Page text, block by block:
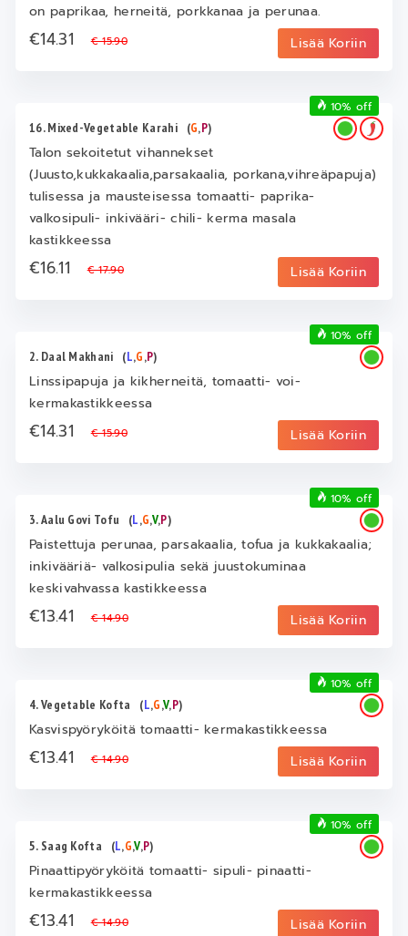
on paprikaa, herneitä, porkkanaa ja perunaa.
€14.31€ 15.90 Lisää Koriin
16. Mixed-Vegetable Karahi (G,P)
Talon sekoitetut vihannekset
(Juusto,kukkakaalia,parsakaalia, porkana,vihreäpapuja)
tulisessa ja mausteisessa tomaatti- paprika-
valkosipuli- inkivääri- chili- kerma masala
kastikkeessa
€16.11€ 17.90 Lisää Koriin
10% off
2. Daal Makhani (L,G,P)
Linssipapuja ja kikherneitä, tomaatti- voi-
kermakastikkeessa
€14.31€ 15.90 Lisää Koriin
10% off
3. Aalu Govi Tofu (L,G,V,P)
Paistettuja perunaa, parsakaalia, tofua ja kukkakaalia;
inkivääriä- valkosipulia sekä juustokuminaa
keskivahvassa kastikkeessa
€13.41€ 14.90 Lisää Koriin
10% off
4. Vegetable Kofta (L,G,V,P)
Kasvispyöryköitä tomaatti- kermakastikkeessa
€13.41€ 14.90 Lisää Koriin
10% off
5. Saag Kofta (L,G,V,P)
Pinaattipyöryköitä tomaatti- sipuli- pinaatti-
kermakastikkeessa
€13.41€ 14.90 Lisää Koriin
10% off